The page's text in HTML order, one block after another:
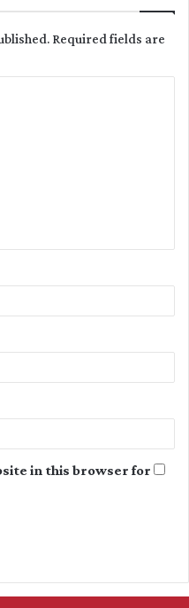
Required fields are
t
in this browser for